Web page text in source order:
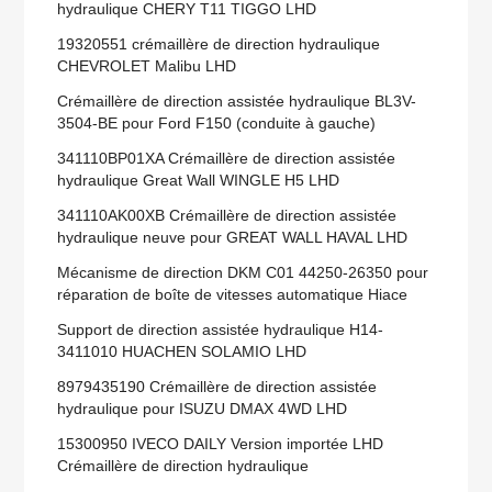
hydraulique CHERY T11 TIGGO LHD
19320551 crémaillère de direction hydraulique
CHEVROLET Malibu LHD
Crémaillère de direction assistée hydraulique BL3V-
3504-BE pour Ford F150 (conduite à gauche)
341110BP01XA Crémaillère de direction assistée
hydraulique Great Wall WINGLE H5 LHD
341110AK00XB Crémaillère de direction assistée
hydraulique neuve pour GREAT WALL HAVAL LHD
Mécanisme de direction DKM C01 44250-26350 pour
réparation de boîte de vitesses automatique Hiace
Support de direction assistée hydraulique H14-
3411010 HUACHEN SOLAMIO LHD
8979435190 Crémaillère de direction assistée
hydraulique pour ISUZU DMAX 4WD LHD
15300950 IVECO DAILY Version importée LHD
Crémaillère de direction hydraulique